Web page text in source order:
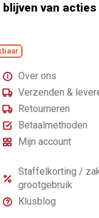
van
Over ons
Verzenden &
Retourneren
Betaalmethoden
Mijn account
Staffelkorting /
grootgebruik
Klusblog